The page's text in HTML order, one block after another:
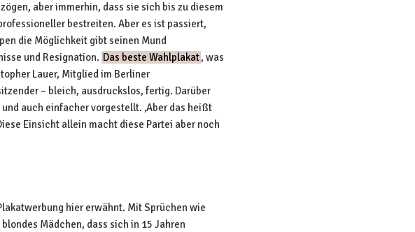
aber immerhin, dass sie sich bis zu diesem
bestreiten. Aber es ist passiert,
die Möglichkeit gibt seinen Mund
und Resignation. Das beste Wahlplakat, was
Lauer, Mitglied im Berliner
– bleich, ausdruckslos, fertig. Darüber
auch einfacher vorgestellt. ‚Aber das heißt
Einsicht allein macht diese Partei aber noch
hier erwähnt. Mit Sprüchen wie
Mädchen, dass sich in 15 Jahren